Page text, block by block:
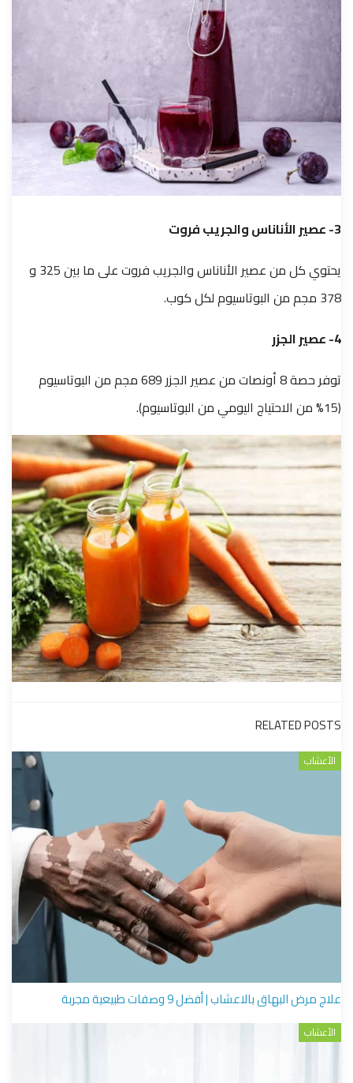
3- عصير الأناناس والجريب فروت
يحتوي كل من عصير الأناناس والجريب فروت على ما بين 325 و
378 مجم من البوتاسيوم لكل كوب.
4- عصير الجزر
توفر حصة 8 أونصات من عصير الجزر 689 مجم من البوتاسيوم
(15% من الاحتياج اليومي من البوتاسيوم).
RELATED POSTS
الأعشاب
علاج مرض البهاق بالاعشاب | أفضل 9 وصفات طبيعية مجربة
الأعشاب